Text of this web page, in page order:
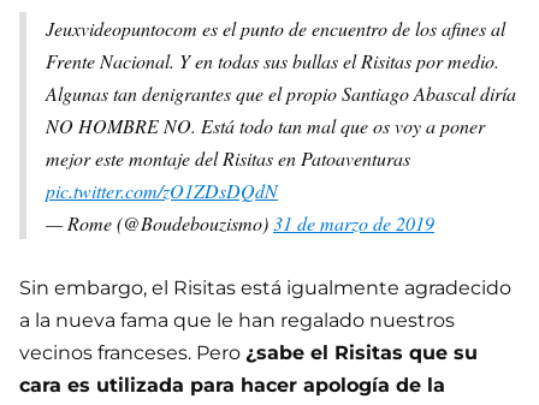
Jeuxvideopuntocom es el punto de encuentro de los afines al
Frente Nacional. Y en todas sus bullas el Risitas por medio.
Algunas tan denigrantes que el propio Santiago Abascal diría
NO HOMBRE NO. Está todo tan mal que os voy a poner
mejor este montaje del Risitas en Patoaventuras
pic.twitter.com/zO1ZDsDQdN
— Rome (@Boudebouzismo)31 de marzo de 2019
Sin embargo, el Risitas está igualmente agradecido
a la nueva fama que le han regalado nuestros
vecinos franceses. Pero ¿sabe el Risitas que su
cara es utilizada para hacer apología de la